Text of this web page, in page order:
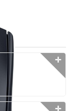
✛
✛